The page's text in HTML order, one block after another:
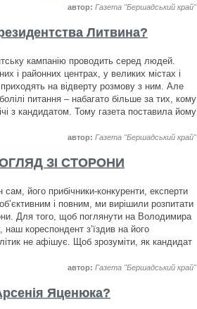
автор: Газета "Бершадський край"
Литвина?
кампанію проводить серед людей.
і районних центрах, у великих містах і
на відверту розмову з ним. Але
питання – набагато більше за тих, кому
з кандидатом. Тому газета поставила йому
автор: Газета "Бершадський край"
ЗІ СТОРОНИ
сам, його прибічники-конкуренти, експерти
і повним, ми вирішили розпитати
Для того, щоб поглянути на Володимира
кореспондент з’їздив на його
не афішує. Щоб зрозуміти, як кандидат
автор: Газета "Бершадський край"
Яценюка?